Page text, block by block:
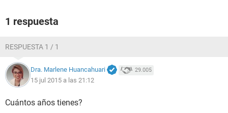
1 respuesta
RESPUESTA 1 / 1
Dra. Marlene Huancahuari 29.005
15 jul 2015 a las 21:12
Cuántos años tienes?